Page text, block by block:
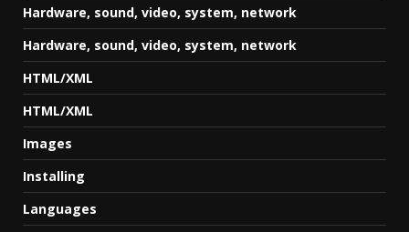
Hardware, sound, video, system, network
Hardware, sound, video, system, network
HTML/XML
HTML/XML
Images
Installing
Languages